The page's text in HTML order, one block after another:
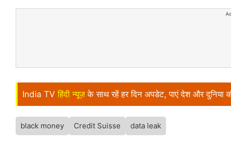
India TV हिंदी न्यूज़ के साथ रहें हर दिन अपडेट, पाएं देश और दुनिया
black money Credit Suisse data leak